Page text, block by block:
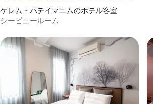
ケレム・ハテイマニムのホテル客室
シービュールーム